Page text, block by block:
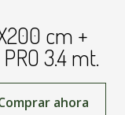
cm +
3.4 mt.
ahora